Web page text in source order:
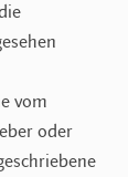
vom
oder